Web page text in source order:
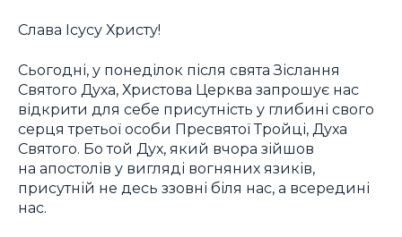
Слава Ісусу Христу!
Сьогодні, у понеділок після свята Зіслання
Святого Духа, Христова Церква запрошує нас
відкрити для себе присутність у глибині свого
серця третьої особи Пресвятої Тройці, Духа
Святого. Бо той Дух, який вчора зійшов
на апостолів у вигляді вогняних язиків,
присутній не десь ззовні біля нас, а всередині
нас.